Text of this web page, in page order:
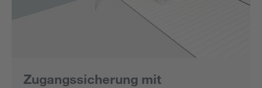
Zugangssicherung mit